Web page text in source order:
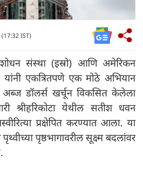
IST)
संस्था (इस्रो) आणि अमेरिकन
एकत्रितपणे एक मोठे अभियान
डॉलर्स खर्चून विकसित केलेला
श्रीहरिकोटा येथील सतीश धवन
प्रक्षेपित करण्यात आला. या
पृष्ठभागावरील सूक्ष्म बदलांवर